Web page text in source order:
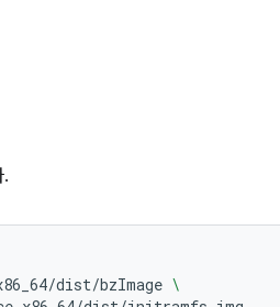
dist/bzImage \